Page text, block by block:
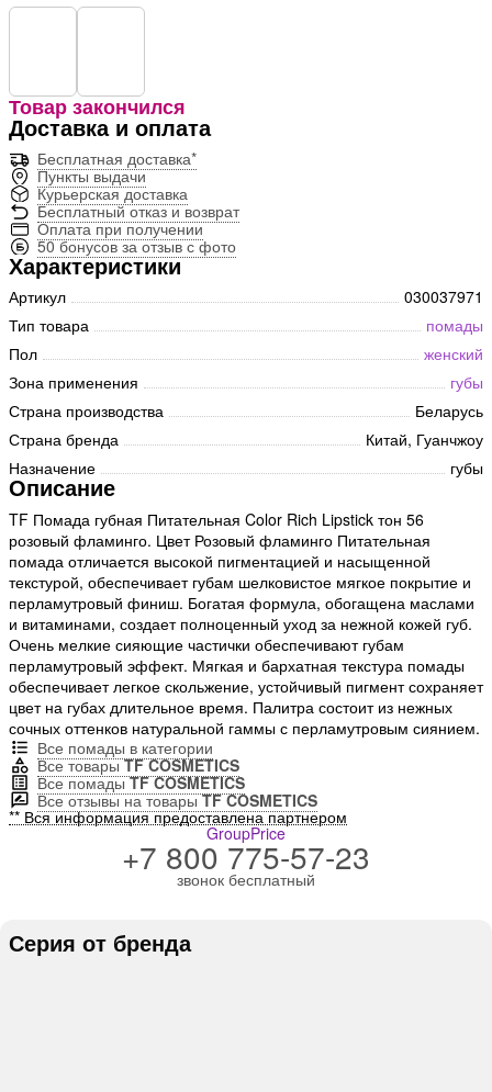
Товар закончился
Доставка и оплата
Бесплатная доставка*
Пункты выдачи
Курьерская доставка
Бесплатный отказ и возврат
Оплата при получении
50 бонусов за отзыв с фото
Характеристики
Артикул
030037971
Тип товара
помады
Пол
женский
Зона применения
губы
Страна производства
Беларусь
Страна бренда
Китай, Гуанчжоу
Назначение
губы
Описание
TF Помада губная Питательная Color Rich Lipstick тон 56
розовый фламинго. Цвет Розовый фламинго Питательная
помада отличается высокой пигментацией и насыщенной
текстурой, обеспечивает губам шелковистое мягкое покрытие и
перламутровый финиш. Богатая формула, обогащена маслами
и витаминами, создает полноценный уход за нежной кожей губ.
Очень мелкие сияющие частички обеспечивают губам
перламутровый эффект. Мягкая и бархатная текстура помады
обеспечивает легкое скольжение, устойчивый пигмент сохраняет
цвет на губах длительное время. Палитра состоит из нежных
сочных оттенков натуральной гаммы с перламутровым сиянием.
Все помады в категории
Все товарыTF COSMETICS
Все помадыTF COSMETICS
Все отзывы на товарыTF COSMETICS
** Вся информация предоставлена партнером
GroupPrice
+7 800 775-57-23
звонок бесплатный
Серия от бренда